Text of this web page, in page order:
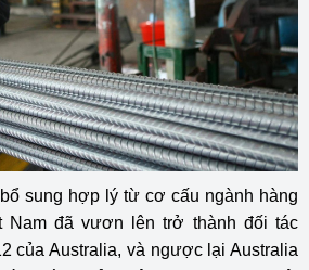
sung hợp lý từ cơ cấu ngành hàng
Nam đã vươn lên trở thành đối tác
của Australia, và ngược lại Australia